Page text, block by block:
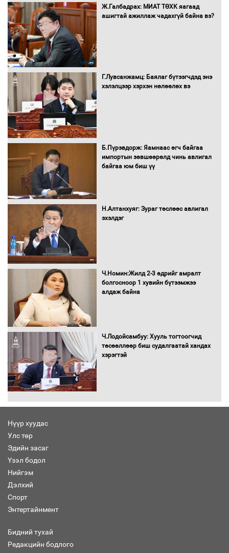
орчныг бүрдүүллээ
баримт
Ж.Галбадрах: МИАТ ТӨХК яагаад
ашигтай ажиллаж чадахгүй байна вэ?
Г.Лувсанжамц: Баялаг бүтээгчдэд энэ
хэлэлцээр хэрхэн нөлөөлөх вэ
Б.Пүрэвдорж: Яамнаас өгч байгаа
импортын зөвшөөрөлд чинь авлигал
байгаа юм биш үү
Н.Алтанхуяг: Зураг төслөөс авлигал
эхэлдэг
Ч.Номин:Жилд 2-3 өдрийг амралт
болгосноор 1 хувийн бүтээмжээ
алдаж байна
Ч.Лодойсамбуу: Хууль тогтоогчид
төсөөллөөр биш судалгаатай хандах
хэрэгтэй
Нүүр хуудас
Улс төр
Эдийн засаг
Үзэл бодол
Нийгэм
Дэлхий
Спорт
Энтертайнмент
Бидний тухай
Редакцийн бодлого